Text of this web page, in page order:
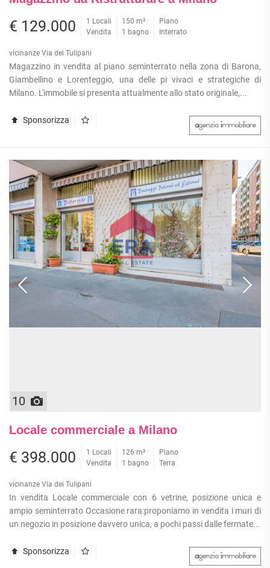
€ 129.000
1 Locali
Vendita
150 m²
1 bagno
Piano
Interrato
vicinanze Via dei Tulipani
Magazzino in vendita al piano seminterrato nella zona di Barona,
Giambellino e Lorenteggio, una delle pi vivaci e strategiche di
Milano. L'immobile si presenta attualmente allo stato originale,...
Sponsorizza
10
Locale commerciale a Milano
€ 398.000
1 Locali
Vendita
126 m²
1 bagno
Piano
Terra
vicinanze Via dei Tulipani
In vendita Locale commerciale con 6 vetrine, posizione unica e
ampio seminterrato Occasione rara:proponiamo in vendita i muri di
un negozio in posizione davvero unica, a pochi passi dalle fermate...
Sponsorizza